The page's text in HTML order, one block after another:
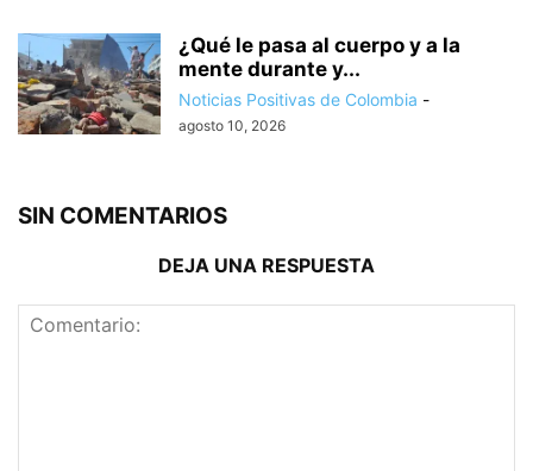
¿Qué le pasa al cuerpo y a la
mente durante y...
Noticias Positivas de Colombia -
agosto 10, 2026
SIN COMENTARIOS
DEJA UNA RESPUESTA